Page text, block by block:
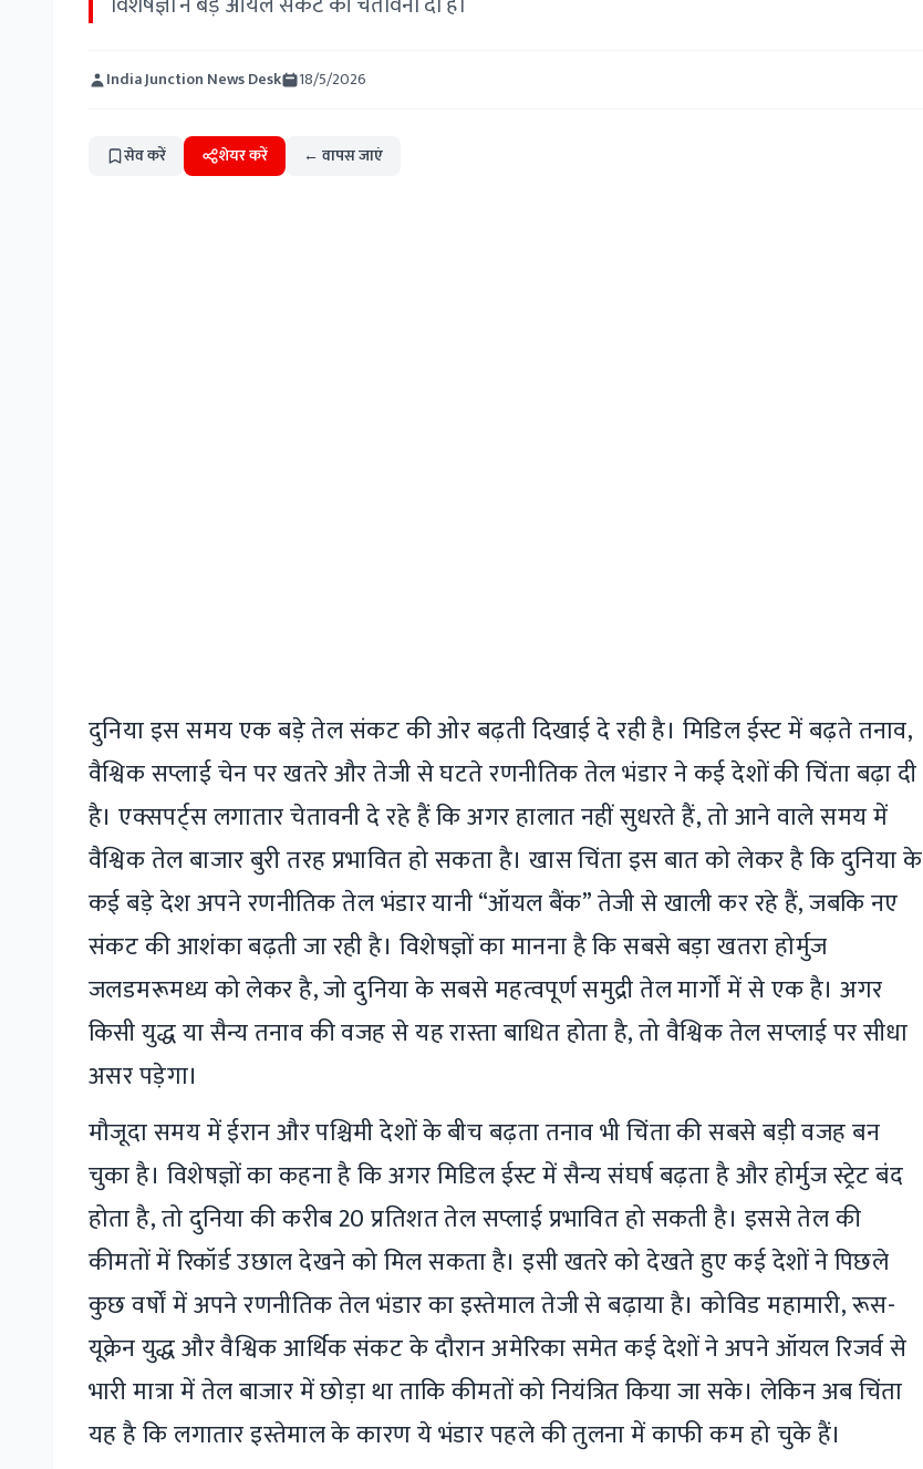
India Junction News Desk 18/5/2026
सेव करें शेयर करें ← वापस जाएं
दुनिया इस समय एक बड़े तेल संकट की ओर बढ़ती दिखाई दे रही है। मिडिल ईस्ट में बढ़ते तनाव,
वैश्विक सप्लाई चेन पर खतरे और तेजी से घटते रणनीतिक तेल भंडार ने कई देशों की चिंता बढ़ा दी
है। एक्सपर्ट्स लगातार चेतावनी दे रहे हैं कि अगर हालात नहीं सुधरते हैं, तो आने वाले समय में
वैश्विक तेल बाजार बुरी तरह प्रभावित हो सकता है। खास चिंता इस बात को लेकर है कि दुनिया के
कई बड़े देश अपने रणनीतिक तेल भंडार यानी “ऑयल बैंक” तेजी से खाली कर रहे हैं, जबकि नए
संकट की आशंका बढ़ती जा रही है। विशेषज्ञों का मानना है कि सबसे बड़ा खतरा होर्मुज
जलडमरूमध्य को लेकर है, जो दुनिया के सबसे महत्वपूर्ण समुद्री तेल मार्गों में से एक है। अगर
किसी युद्ध या सैन्य तनाव की वजह से यह रास्ता बाधित होता है, तो वैश्विक तेल सप्लाई पर सीधा
असर पड़ेगा।
मौजूदा समय में ईरान और पश्चिमी देशों के बीच बढ़ता तनाव भी चिंता की सबसे बड़ी वजह बन
चुका है। विशेषज्ञों का कहना है कि अगर मिडिल ईस्ट में सैन्य संघर्ष बढ़ता है और होर्मुज स्ट्रेट बंद
होता है, तो दुनिया की करीब 20 प्रतिशत तेल सप्लाई प्रभावित हो सकती है। इससे तेल की
कीमतों में रिकॉर्ड उछाल देखने को मिल सकता है। इसी खतरे को देखते हुए कई देशों ने पिछले
कुछ वर्षों में अपने रणनीतिक तेल भंडार का इस्तेमाल तेजी से बढ़ाया है। कोविड महामारी, रूस-
यूक्रेन युद्ध और वैश्विक आर्थिक संकट के दौरान अमेरिका समेत कई देशों ने अपने ऑयल रिजर्व से
भारी मात्रा में तेल बाजार में छोड़ा था ताकि कीमतों को नियंत्रित किया जा सके। लेकिन अब चिंता
यह है कि लगातार इस्तेमाल के कारण ये भंडार पहले की तुलना में काफी कम हो चुके हैं।